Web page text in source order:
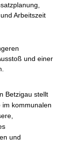
Arbeitszeit
und einer
Betzigau stellt
kommunalen
und